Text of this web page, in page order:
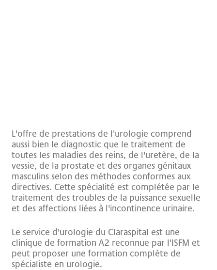
L'offre de prestations de l'urologie comprend
aussi bien le diagnostic que le traitement de
toutes les maladies des reins, de l'uretère, de la
vessie, de la prostate et des organes génitaux
masculins selon des méthodes conformes aux
directives. Cette spécialité est complétée par le
traitement des troubles de la puissance sexuelle
et des affections liées à l'incontinence urinaire.
Le service d'urologie du Claraspital est une
clinique de formation A2 reconnue par l'ISFM et
peut proposer une formation complète de
spécialiste en urologie.